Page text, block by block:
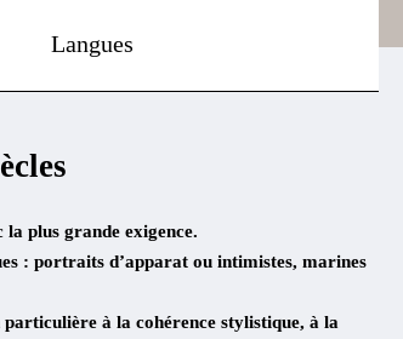
Langues
la plus grande exigence.
: portraits d’apparat ou intimistes, marines
à la cohérence stylistique, à la